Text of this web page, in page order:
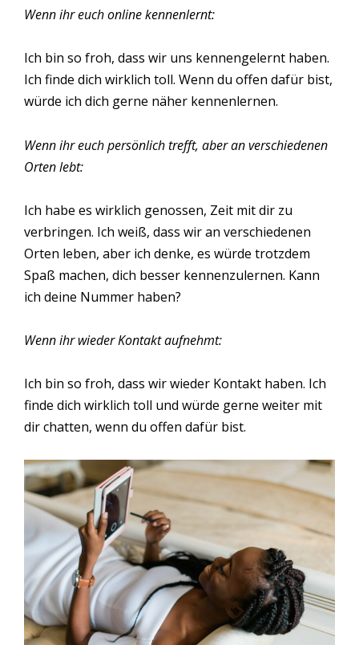
Wenn ihr euch online kennenlernt:
Ich bin so froh, dass wir uns kennengelernt haben.
Ich finde dich wirklich toll. Wenn du offen dafür bist,
würde ich dich gerne näher kennenlernen.
Wenn ihr euch persönlich trefft, aber an verschiedenen
Orten lebt:
Ich habe es wirklich genossen, Zeit mit dir zu
verbringen. Ich weiß, dass wir an verschiedenen
Orten leben, aber ich denke, es würde trotzdem
Spaß machen, dich besser kennenzulernen. Kann
ich deine Nummer haben?
Wenn ihr wieder Kontakt aufnehmt:
Ich bin so froh, dass wir wieder Kontakt haben. Ich
finde dich wirklich toll und würde gerne weiter mit
dir chatten, wenn du offen dafür bist.